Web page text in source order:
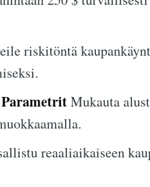
riskitöntä
Mukauta
reaaliaikaiseen